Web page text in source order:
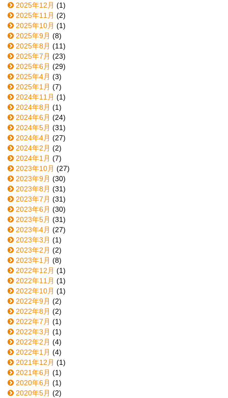
2025年12月 (1)
2025年11月 (2)
2025年10月 (1)
2025年9月 (8)
2025年8月 (11)
2025年7月 (23)
2025年6月 (29)
2025年4月 (3)
2025年1月 (7)
2024年11月 (1)
2024年8月 (1)
2024年6月 (24)
2024年5月 (31)
2024年4月 (27)
2024年2月 (2)
2024年1月 (7)
2023年10月 (27)
2023年9月 (30)
2023年8月 (31)
2023年7月 (31)
2023年6月 (30)
2023年5月 (31)
2023年4月 (27)
2023年3月 (1)
2023年2月 (2)
2023年1月 (8)
2022年12月 (1)
2022年11月 (1)
2022年10月 (1)
2022年9月 (2)
2022年8月 (2)
2022年7月 (1)
2022年3月 (1)
2022年2月 (4)
2022年1月 (4)
2021年12月 (1)
2021年6月 (1)
2020年6月 (1)
2020年5月 (2)